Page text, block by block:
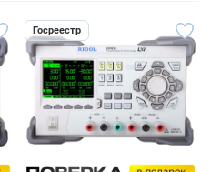
Госреестр